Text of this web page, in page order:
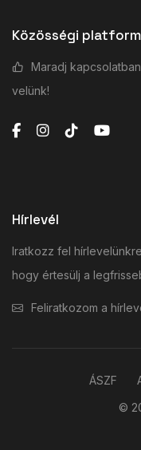
Közösségi
Maradj kapcsolatban
velünk!
Hírlevél
Iratkozz fel hírlevelünkre,
hogy értesülj a
Feliratkozom a
©
ÁSZF